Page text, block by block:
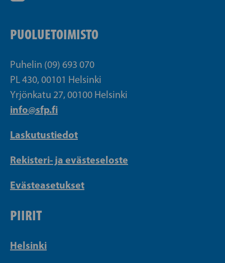
PUOLUETOIMISTO
Puhelin (09) 693 070
PL 430, 00101 Helsinki
Yrjönkatu 27, 00100 Helsinki
info@sfp.fi
Laskutustiedot
Rekisteri- ja evästeseloste
Evästeasetukset
PIIRIT
Helsinki